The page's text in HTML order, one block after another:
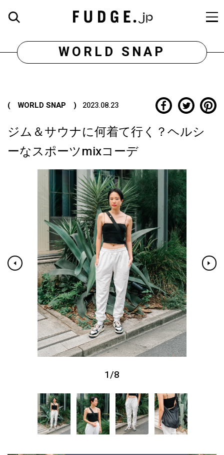
WORLD SNAP
( WORLD SNAP ) 2023.08.23
ジム＆サウナに何着て行く？ヘルシ
ーなスポーツmixコーデ
1/8